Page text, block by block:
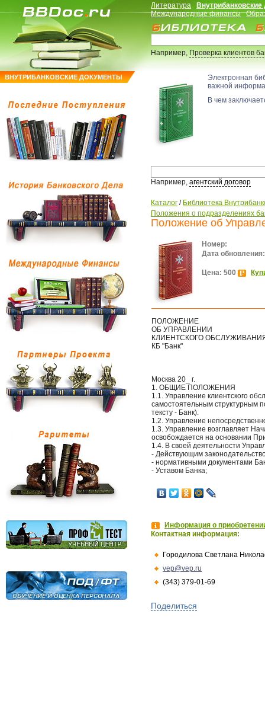
ВНУТРИБАНКОВСКИЕ ДОКУМЕНТЫ
Литература
Международные финансы
Например,Проверка клиентов
Электронная
важной
В чем
Например, агентский договор
Каталог / Библиотека
Положения о подразделениях
Положение об
Номер:
Дата обновления:
Цена: 500
ПОЛОЖЕНИЕ
ОБ УПРАВЛЕНИИ
КЛИЕНТСКОГО
КБ "Банк"
Москва 20_ г.
1. ОБЩИЕ ПОЛОЖЕНИЯ
1.1. Управление клиентского
самостоятельным структурным
тексту - Банк).
1.2. Управление
1.3. Управление возглавляет
освобождается на основании
1.4. В своей деятельности
- Действующим
- нормативными документами
- Уставом Банка;
Информация о
Контактная информация:
Городилова Светлана
vep@vep.ru
(343) 379-01-69
Поделиться